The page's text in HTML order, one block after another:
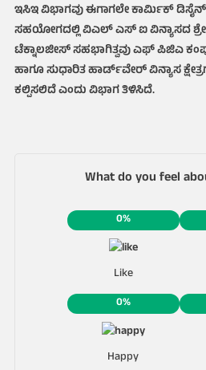
ಇಸಿಇ ವಿಭಾಗವು ಈಗಾಗಲೇ ಕಾರ್ಮಿಕ್
ಸಹಯೋಗದಲ್ಲಿ ವಿಎಲ್ ಎಸ್ ಐ ವಿನ್ಯಾಸದ
ಟೆಕ್ನಾಲಜೀಸ್ ಸಹಭಾಗಿತ್ವವು ಎಫ್ ಪಿಜಿಎ
ಹಾಗೂ ಸುಧಾರಿತ ಹಾರ್ಡ್‌ವೇರ್ ವಿನ್ಯಾಸ
ಕಲ್ಪಿಸಲಿದೆ ಎಂದು ವಿಭಾಗ ತಿಳಿಸಿದೆ.
What do you feel
0%
Like
0%
Happy